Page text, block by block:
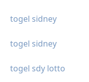
togel sidney
togel sidney
togel sdy lotto